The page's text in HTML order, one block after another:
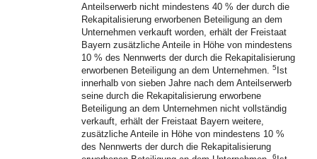
Anteilserwerb nicht mindestens 40 % der durch die
Rekapitalisierung erworbenen Beteiligung an dem
Unternehmen verkauft worden, erhält der Freistaat
Bayern zusätzliche Anteile in Höhe von mindestens
10 % des Nennwerts der durch die Rekapitalisierung
erworbenen Beteiligung an dem Unternehmen. 5 Ist
innerhalb von sieben Jahre nach dem Anteilserwerb
seine durch die Rekapitalisierung erworbene
Beteiligung an dem Unternehmen nicht vollständig
verkauft, erhält der Freistaat Bayern weitere,
zusätzliche Anteile in Höhe von mindestens 10 %
des Nennwerts der durch die Rekapitalisierung
6